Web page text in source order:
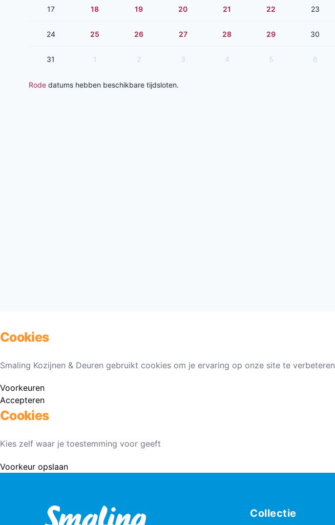
17 18 19 20 21 22 23
24 25 26 27 28 29 30
31 1 2 3 4 5 6
Rode datums hebben beschikbare tijdsloten.
Cookies
Smaling Kozijnen & Deuren gebruikt cookies om je ervaring op onze site te verbeteren
Voorkeuren
Accepteren
Cookies
Kies zelf waar je toestemming voor geeft
Voorkeur opslaan
Collectie